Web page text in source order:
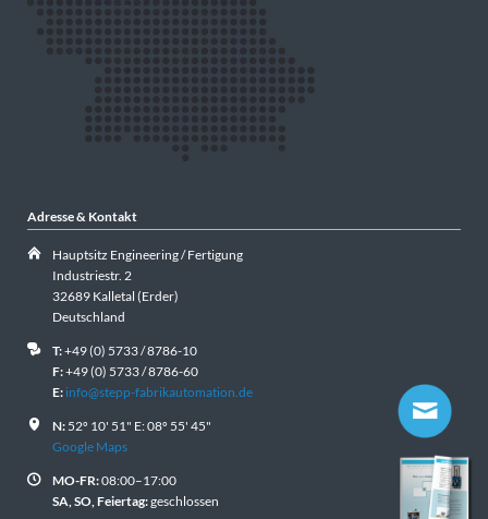
Adresse & Kontakt
Hauptsitz Engineering / Fertigung
Industriestr. 2
32689 Kalletal (Erder)
Deutschland
T:+49 (0) 5733 / 8786-10
F:+49 (0) 5733 / 8786-60
E: info@stepp-fabrikautomation.de
N:52º 10' 51" E: 08º 55' 45"
Google Maps
MO-FR:08:00–17:00
SA, SO, Feiertag:geschlossen